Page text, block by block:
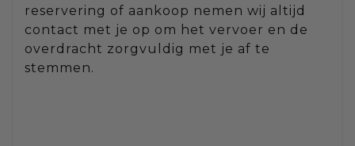
reservering of aankoop nemen wij altijd
contact met je op om het vervoer en de
overdracht zorgvuldig met je af te
stemmen.